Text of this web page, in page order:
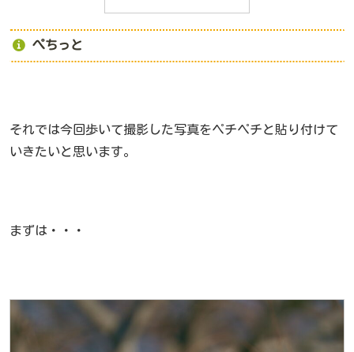
ぺちっと
それでは今回歩いて撮影した写真をペチペチと貼り付けて
いきたいと思います。
まずは・・・